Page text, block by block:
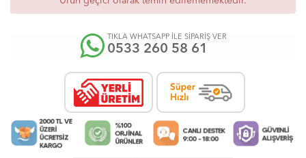
TIKLA WHATSAPP İLE SİPARİŞ VER
0533 260 58 61